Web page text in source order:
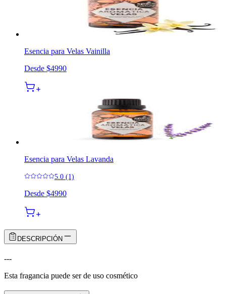
Esencia para Velas Vainilla
Desde $4990
Esencia para Velas Lavanda
5.0 (1)
Desde $4990
DESCRIPCIÓN
---
Esta fragancia puede ser de uso cosmético